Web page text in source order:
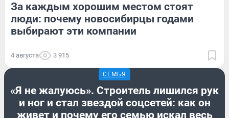
За каждым хорошим местом стоят
люди: почему новосибирцы годами
выбирают эти компании
4 августа 3 915
СЕМЬЯ
«Я не жалуюсь». Строитель лишился рук
и ног и стал звездой соцсетей: как он
живет и почему его семью искал весь